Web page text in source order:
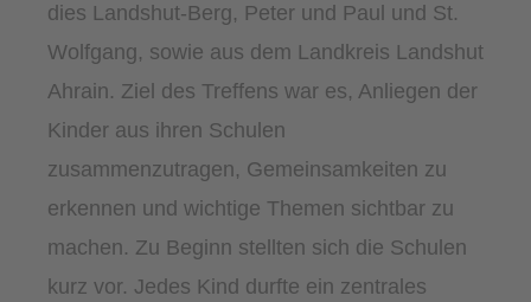
dies Landshut-Berg, Peter und Paul und St.
Wolfgang, sowie aus dem Landkreis Landshut
Ahrain. Ziel des Treffens war es, Anliegen der
Kinder aus ihren Schulen
zusammenzutragen, Gemeinsamkeiten zu
erkennen und wichtige Themen sichtbar zu
machen. Zu Beginn stellten sich die Schulen
kurz vor. Jedes Kind durfte ein zentrales